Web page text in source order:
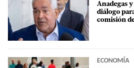
Anadegas
diálogo
comisión
ECONOMÍA